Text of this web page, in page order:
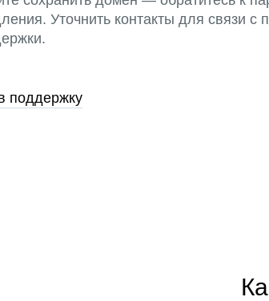
Уточнить контакты для связи с
поддержку